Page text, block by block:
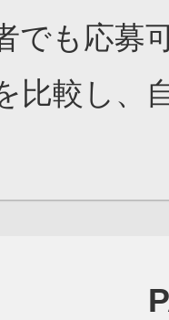
でも応募
比較し、